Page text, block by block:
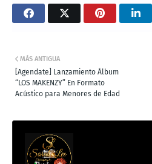
MÁS ANTIGUA
[Agendate] Lanzamiento Álbum
“LOS MAKENZY” En Formato
Acústico para Menores de Edad